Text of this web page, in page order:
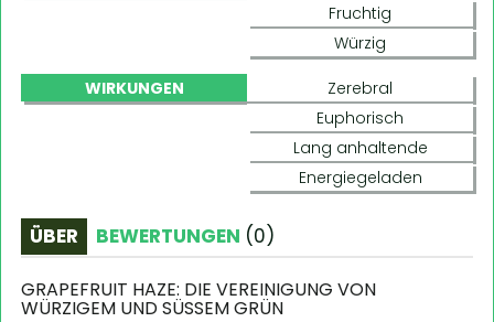
Fruchtig
Würzig
WIRKUNGEN
Zerebral
Euphorisch
Lang anhaltende
Energiegeladen
ÜBER BEWERTUNGEN (0)
GRAPEFRUIT HAZE: DIE VEREINIGUNG VON
WÜRZIGEM UND SÜSSEM GRÜN